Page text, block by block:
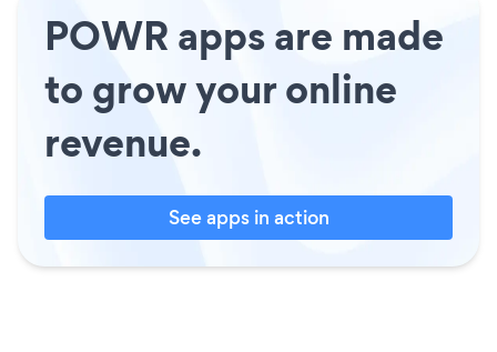
POWR apps are made
to grow your online
revenue.
See apps in action